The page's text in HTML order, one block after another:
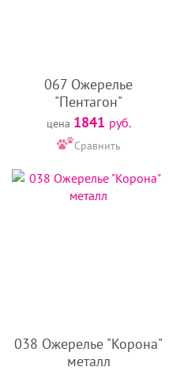
067 Ожерелье
"Пентагон"
цена 1841 руб.
Сравнить
038 Ожерелье "Корона"
металл